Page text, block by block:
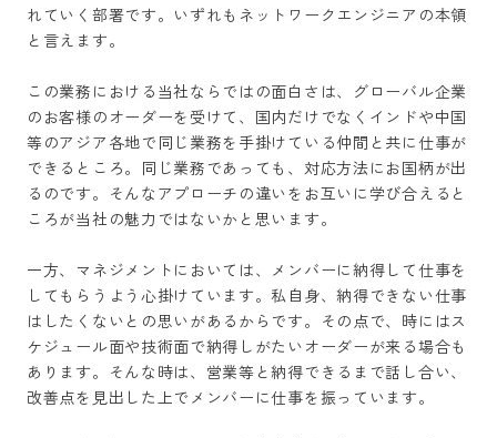
れていく部署です。いずれもネットワークエンジニアの本領
と言えます。
この業務における当社ならではの面白さは、グローバル企業
のお客様のオーダーを受けて、国内だけでなくインドや中国
等のアジア各地で同じ業務を手掛けている仲間と共に仕事が
できるところ。同じ業務であっても、対応方法にお国柄が出
るのです。そんなアプローチの違いをお互いに学び合えると
ころが当社の魅力ではないかと思います。
一方、マネジメントにおいては、メンバーに納得して仕事を
してもらうよう心掛けています。私自身、納得できない仕事
はしたくないとの思いがあるからです。その点で、時にはス
ケジュール面や技術面で納得しがたいオーダーが来る場合も
あります。そんな時は、営業等と納得できるまで話し合い、
改善点を見出した上でメンバーに仕事を振っています。